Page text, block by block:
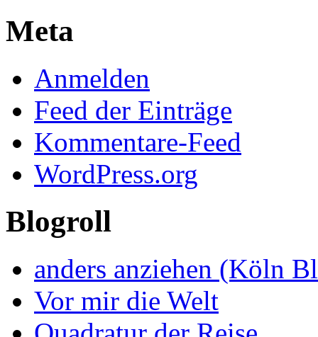
Meta
Anmelden
Feed der Einträge
Kommentare-Feed
WordPress.org
Blogroll
anders anziehen (Köln
Vor mir die Welt